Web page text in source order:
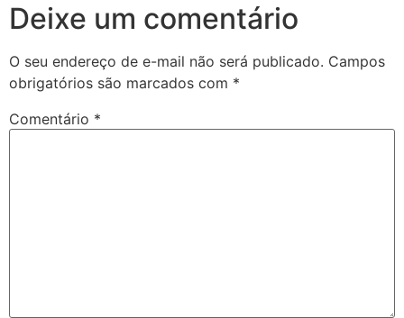
Deixe um comentário
O seu endereço de e-mail não será publicado. Campos
obrigatórios são marcados com *
Comentário *